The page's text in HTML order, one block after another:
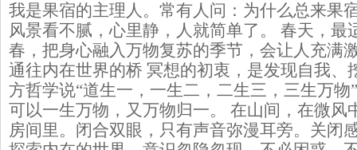
我是果宿的主理人。常有人问：为什么总来
风景看不腻，心里静，人就简单了。 春天，最
春，把身心融入万物复苏的季节，会让人充满
通往内在世界的桥 冥想的初衷，是发现自我、
方哲学说“道生一，一生二，二生三，三生万
可以一生万物，又万物归一。 在山间，在微风
房间里。闭合双眼，只有声音弥漫耳旁。关闭